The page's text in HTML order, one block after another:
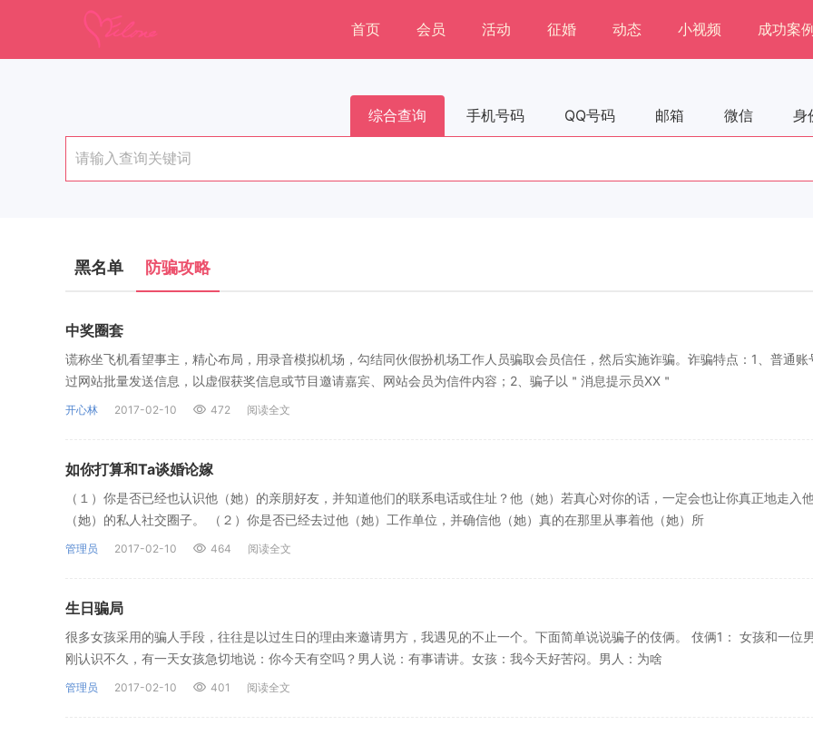
首页 会员 活动 征婚 动态 小视频 成功案
综合查询 手机号码 QQ号码 邮箱 微信 身
黑名单 防骗攻略
中奖圈套
谎称坐飞机看望事主，精心布局，用录音模拟机场，勾结同伙假扮机场工作人员骗取会员信任，然后实施诈骗。诈骗特点：1、普通账
过网站批量发送信息，以虚假获奖信息或节目邀请嘉宾、网站会员为信件内容；2、骗子以＂消息提示员XX＂
开心林 2017-02-10 472 阅读全文
如你打算和Ta谈婚论嫁
（１）你是否已经也认识他（她）的亲朋好友，并知道他们的联系电话或住址？他（她）若真心对你的话，一定会也让你真正地走入
（她）的私人社交圈子。 （２）你是否已经去过他（她）工作单位，并确信他（她）真的在那里从事着他（她）所
管理员 2017-02-10 464 阅读全文
生日骗局
很多女孩采用的骗人手段，往往是以过生日的理由来邀请男方，我遇见的不止一个。下面简单说说骗子的伎俩。 伎俩1： 女孩和一位
刚认识不久，有一天女孩急切地说：你今天有空吗？男人说：有事请讲。女孩：我今天好苦闷。男人：为啥
管理员 2017-02-10 401 阅读全文